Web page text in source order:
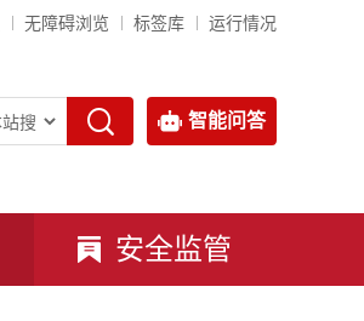
无障碍浏览 标签库 运行情况
智能问答
安全监管